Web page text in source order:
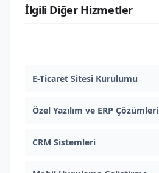
İlgili Diğer Hizmetler
E-Ticaret Sitesi Kurulumu
Özel Yazılım ve ERP Çözümleri
CRM Sistemleri